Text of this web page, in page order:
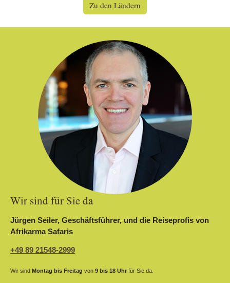
Zu den Ländern
Wir sind für Sie da
Jürgen Seiler, Geschäftsführer, und die Reiseprofis von
Afrikarma Safaris
+49 89 21548-2999
Wir sind Montag bis Freitag von 9 bis 18 Uhr für Sie da.